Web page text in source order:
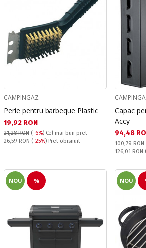
CAMPINGAZ
Perie pentru barbeque Plastic
Текуща цена:
19,92 RON
21,28 RON (-6%) Cel mai bun pret
Pret obisnuit:
26,59 RON (-25%) Pret obisnuit
Capac
Accy
Текуща
94,48
100,79 RON
Pret
126,01 RON (
NOU % NOU